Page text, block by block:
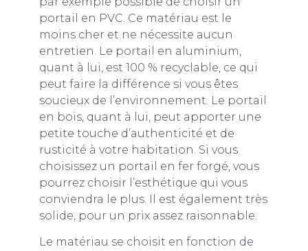
portail en PVC. Ce matériau est le
moins cher et ne nécessite aucun
entretien. Le portail en aluminium,
quant à lui, est 100 % recyclable, ce qui
peut faire la différence si vous êtes
soucieux de l’environnement. Le portail
en bois, quant à lui, peut apporter une
petite touche d’authenticité et de
rusticité à votre habitation. Si vous
choisissez un portail en fer forgé, vous
pourrez choisir l’esthétique qui vous
conviendra le plus. Il est également très
solide, pour un prix assez raisonnable.
Le matériau se choisit en fonction de